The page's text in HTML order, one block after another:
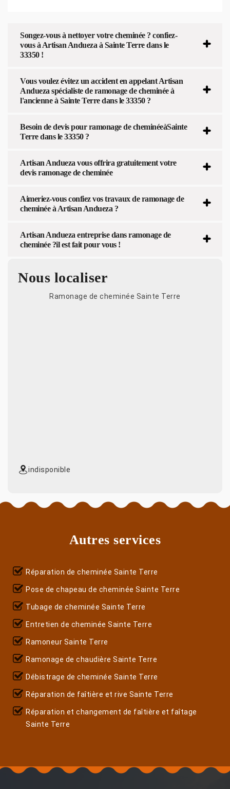
Songez-vous à nettoyer votre cheminée ? confiez-
vous à Artisan Andueza à Sainte Terre dans le
33350 !
Vous voulez évitez un accident en appelant Artisan
Andueza spécialiste de ramonage de cheminée à
l'ancienne à Sainte Terre dans le 33350 ?
Besoin de devis pour ramonage de cheminéeàSainte
Terre dans le 33350 ?
Artisan Andueza vous offrira gratuitement votre
devis ramonage de cheminée
Aimeriez-vous confiez vos travaux de ramonage de
cheminée à Artisan Andueza ?
Artisan Andueza entreprise dans ramonage de
cheminée ?il est fait pour vous !
Nous localiser
Ramonage de cheminée Sainte Terre
indisponible
Autres services
Réparation de cheminée Sainte Terre
Pose de chapeau de cheminée Sainte Terre
Tubage de cheminée Sainte Terre
Entretien de cheminée Sainte Terre
Ramoneur Sainte Terre
Ramonage de chaudière Sainte Terre
Débistrage de cheminée Sainte Terre
Réparation de faîtière et rive Sainte Terre
Réparation et changement de faîtière et faîtage
Sainte Terre